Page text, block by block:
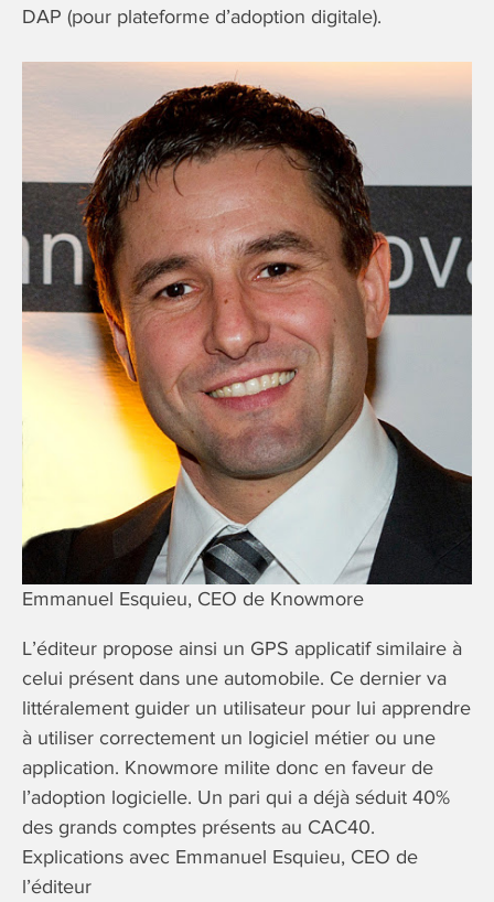
DAP (pour plateforme d’adoption digitale).
Emmanuel Esquieu, CEO de Knowmore
L’éditeur propose ainsi un GPS applicatif similaire à
celui présent dans une automobile. Ce dernier va
littéralement guider un utilisateur pour lui apprendre
à utiliser correctement un logiciel métier ou une
application. Knowmore milite donc en faveur de
l’adoption logicielle. Un pari qui a déjà séduit 40%
des grands comptes présents au CAC40.
Explications avec Emmanuel Esquieu, CEO de
l’éditeur